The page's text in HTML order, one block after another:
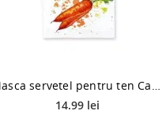
Masca servetel pentru ten Carrot, 25ml, Tenzero
14.99 lei